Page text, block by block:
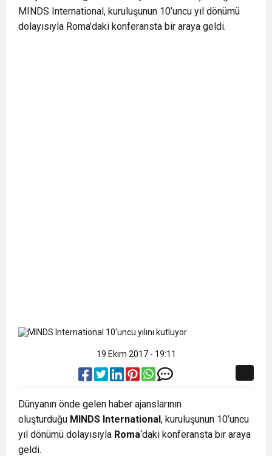
BULUŞUYOR
MINDS International, kuruluşunun 10’uncu yıl dönümü
dolayısıyla Roma’daki konferansta bir araya geldi.
19 Ekim 2017 - 19:11
Dünyanın önde gelen haber ajanslarının
oluşturduğu MINDS International, kuruluşunun 10’uncu
yıl dönümü dolayısıyla Roma‘daki konferansta bir araya
geldi.